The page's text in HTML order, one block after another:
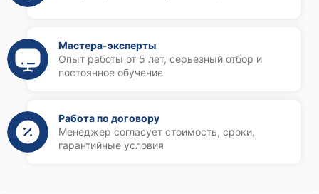
Мастера-эксперты
Опыт работы от 5 лет, серьезный отбор и
постоянное обучение
Работа по договору
Менеджер согласует стоимость, сроки,
гарантийные условия